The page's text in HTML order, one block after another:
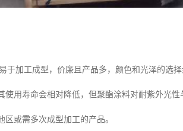
于加工成型，价廉且产品多，颜色和光泽的选
用寿命会相对降低，但聚酯涂料对耐紫外光
区或需多次成型加工的产品。